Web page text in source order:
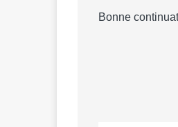
Bonne